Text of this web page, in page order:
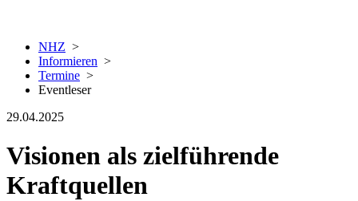
NHZ >
Informieren >
Termine >
Eventleser
29.04.2025
Visionen als zielführende
Kraftquellen